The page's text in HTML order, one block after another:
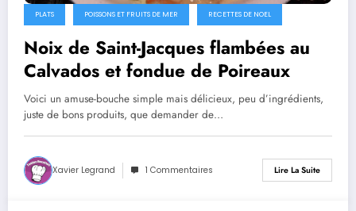
PLATS POISSONS ET FRUITS DE MER RECETTES DE NOEL
Noix de Saint-Jacques flambées au
Calvados et fondue de Poireaux
Voici un amuse-bouche simple mais délicieux, peu d’ingrédients,
juste de bons produits, que demander de…
Xavier Legrand 1 Commentaires Lire La Suite